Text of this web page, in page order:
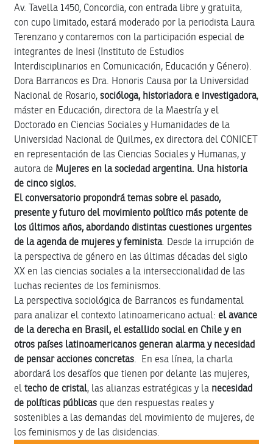
Av. Tavella 1450, Concordia, con entrada libre y gratuita,
con cupo limitado, estará moderado por la periodista Laura
Terenzano y contaremos con la participación especial de
integrantes de Inesi (Instituto de Estudios
Interdisciplinarios en Comunicación, Educación y Género).
Dora Barrancos es Dra. Honoris Causa por la Universidad
Nacional de Rosario,socióloga, historiadora e investigadora,
máster en Educación, directora de la Maestría y el
Doctorado en Ciencias Sociales y Humanidades de la
Universidad Nacional de Quilmes, ex directora del CONICET
en representación de las Ciencias Sociales y Humanas, y
autora de Mujeres en la sociedad argentina. Una historia
de cinco siglos.
El conversatorio propondrá temas sobre el pasado,
presente y futuro del movimiento político más potente de
los últimos años, abordando distintas cuestiones urgentes
de la agenda de mujeres y feminista. Desde la irrupción de
la perspectiva de género en las últimas décadas del siglo
XX en las ciencias sociales a la interseccionalidad de las
luchas recientes de los feminismos.
La perspectiva sociológica de Barrancos es fundamental
para analizar el contexto latinoamericano actual: el avance
de la derecha en Brasil, el estallido social en Chile y en
otros países latinoamericanos generan alarma y necesidad
de pensar acciones concretas. En esa línea, la charla
abordará los desafíos que tienen por delante las mujeres,
eltecho de cristal, las alianzas estratégicas y la necesidad
de políticas públicas que den respuestas reales y
sostenibles a las demandas del movimiento de mujeres, de
los feminismos y de las disidencias.